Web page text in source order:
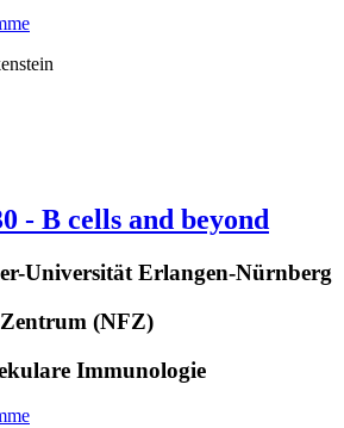
- B cells and beyond
Universität Erlangen-Nürnberg
(NFZ)
Immunologie